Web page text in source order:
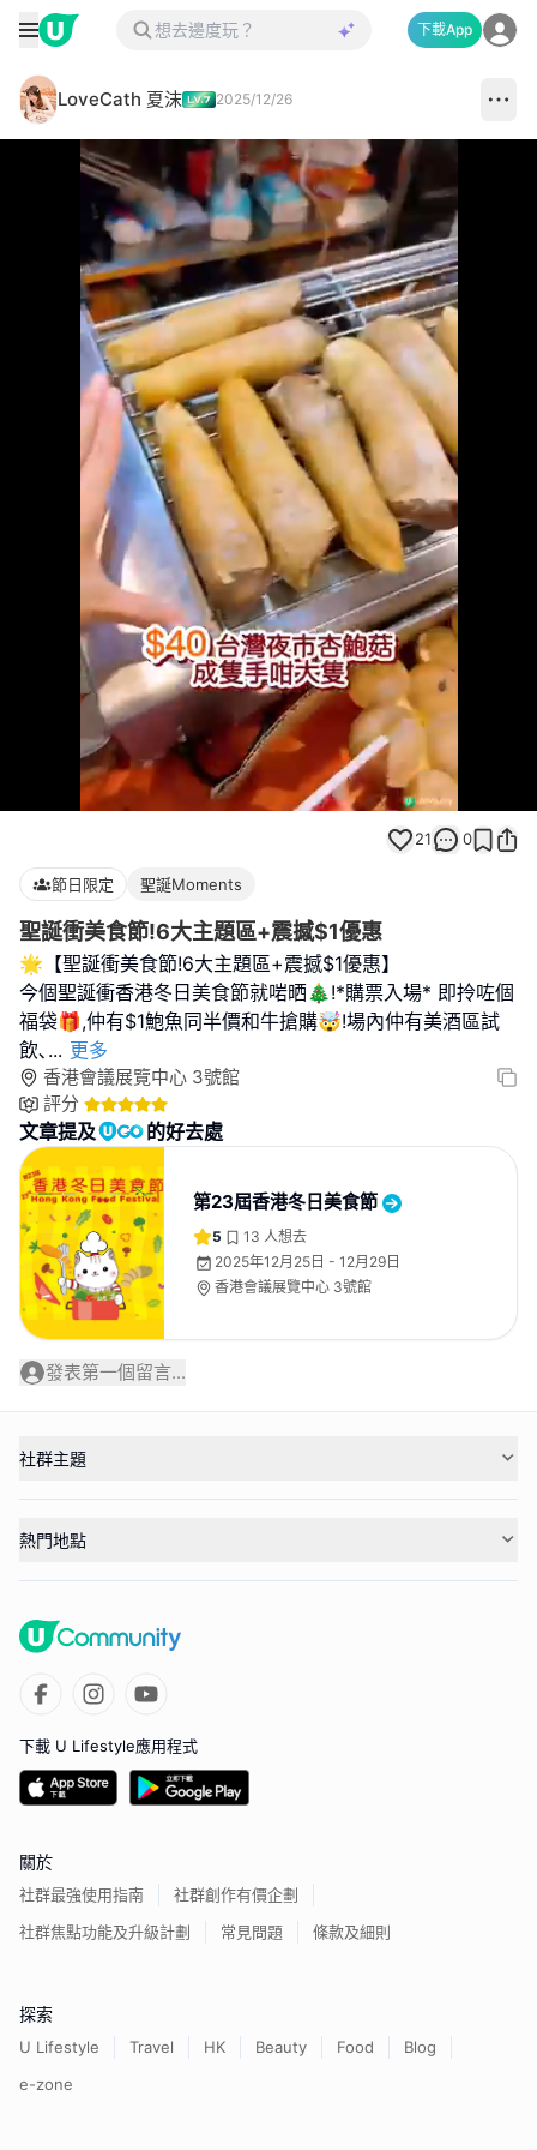
下載App
LoveCath 夏沫 2025/12/26
Loaded
100.00%
21 0
節日限定 聖誕Moments
聖誕衝美食節!6大主題區+震撼$1優惠
🌟【聖誕衝美食節!6大主題區+震撼$1優惠】
今個聖誕衝香港冬日美食節就啱晒🎄!*購票入場* 即拎咗個
福袋🎁,仲有$1鮑魚同半價和牛搶購🤯!場內仲有美酒區試
飲､ ... 更多
香港會議展覽中心 3號館
評分
文章提及 的好去處
第23屆香港冬日美食節
5 13 人想去
2025年12月25日 - 12月29日
香港會議展覽中心 3號館
發表第一個留言...
社群主題
熱門地點
下載 U Lifestyle應用程式
關於
社群最強使用指南
社群創作有價企劃
社群焦點功能及升級計劃
常見問題 條款及細則
探索
U Lifestyle Travel HK Beauty Food
Blog
e-zone